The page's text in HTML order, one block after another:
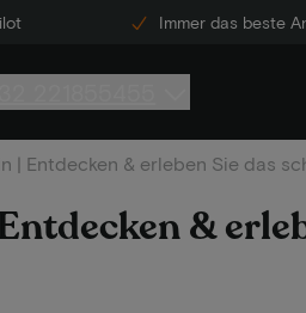
Immer das beste
| Entdecken & erleben Sie das
&